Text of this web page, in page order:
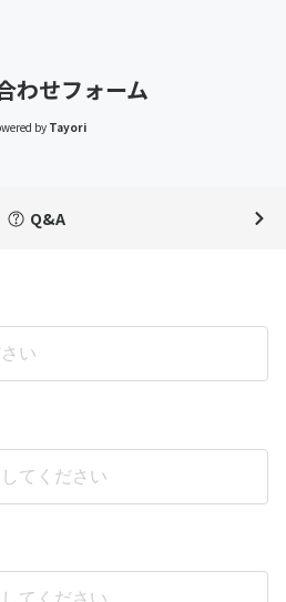
わせフォーム
by Tayori
Q&A